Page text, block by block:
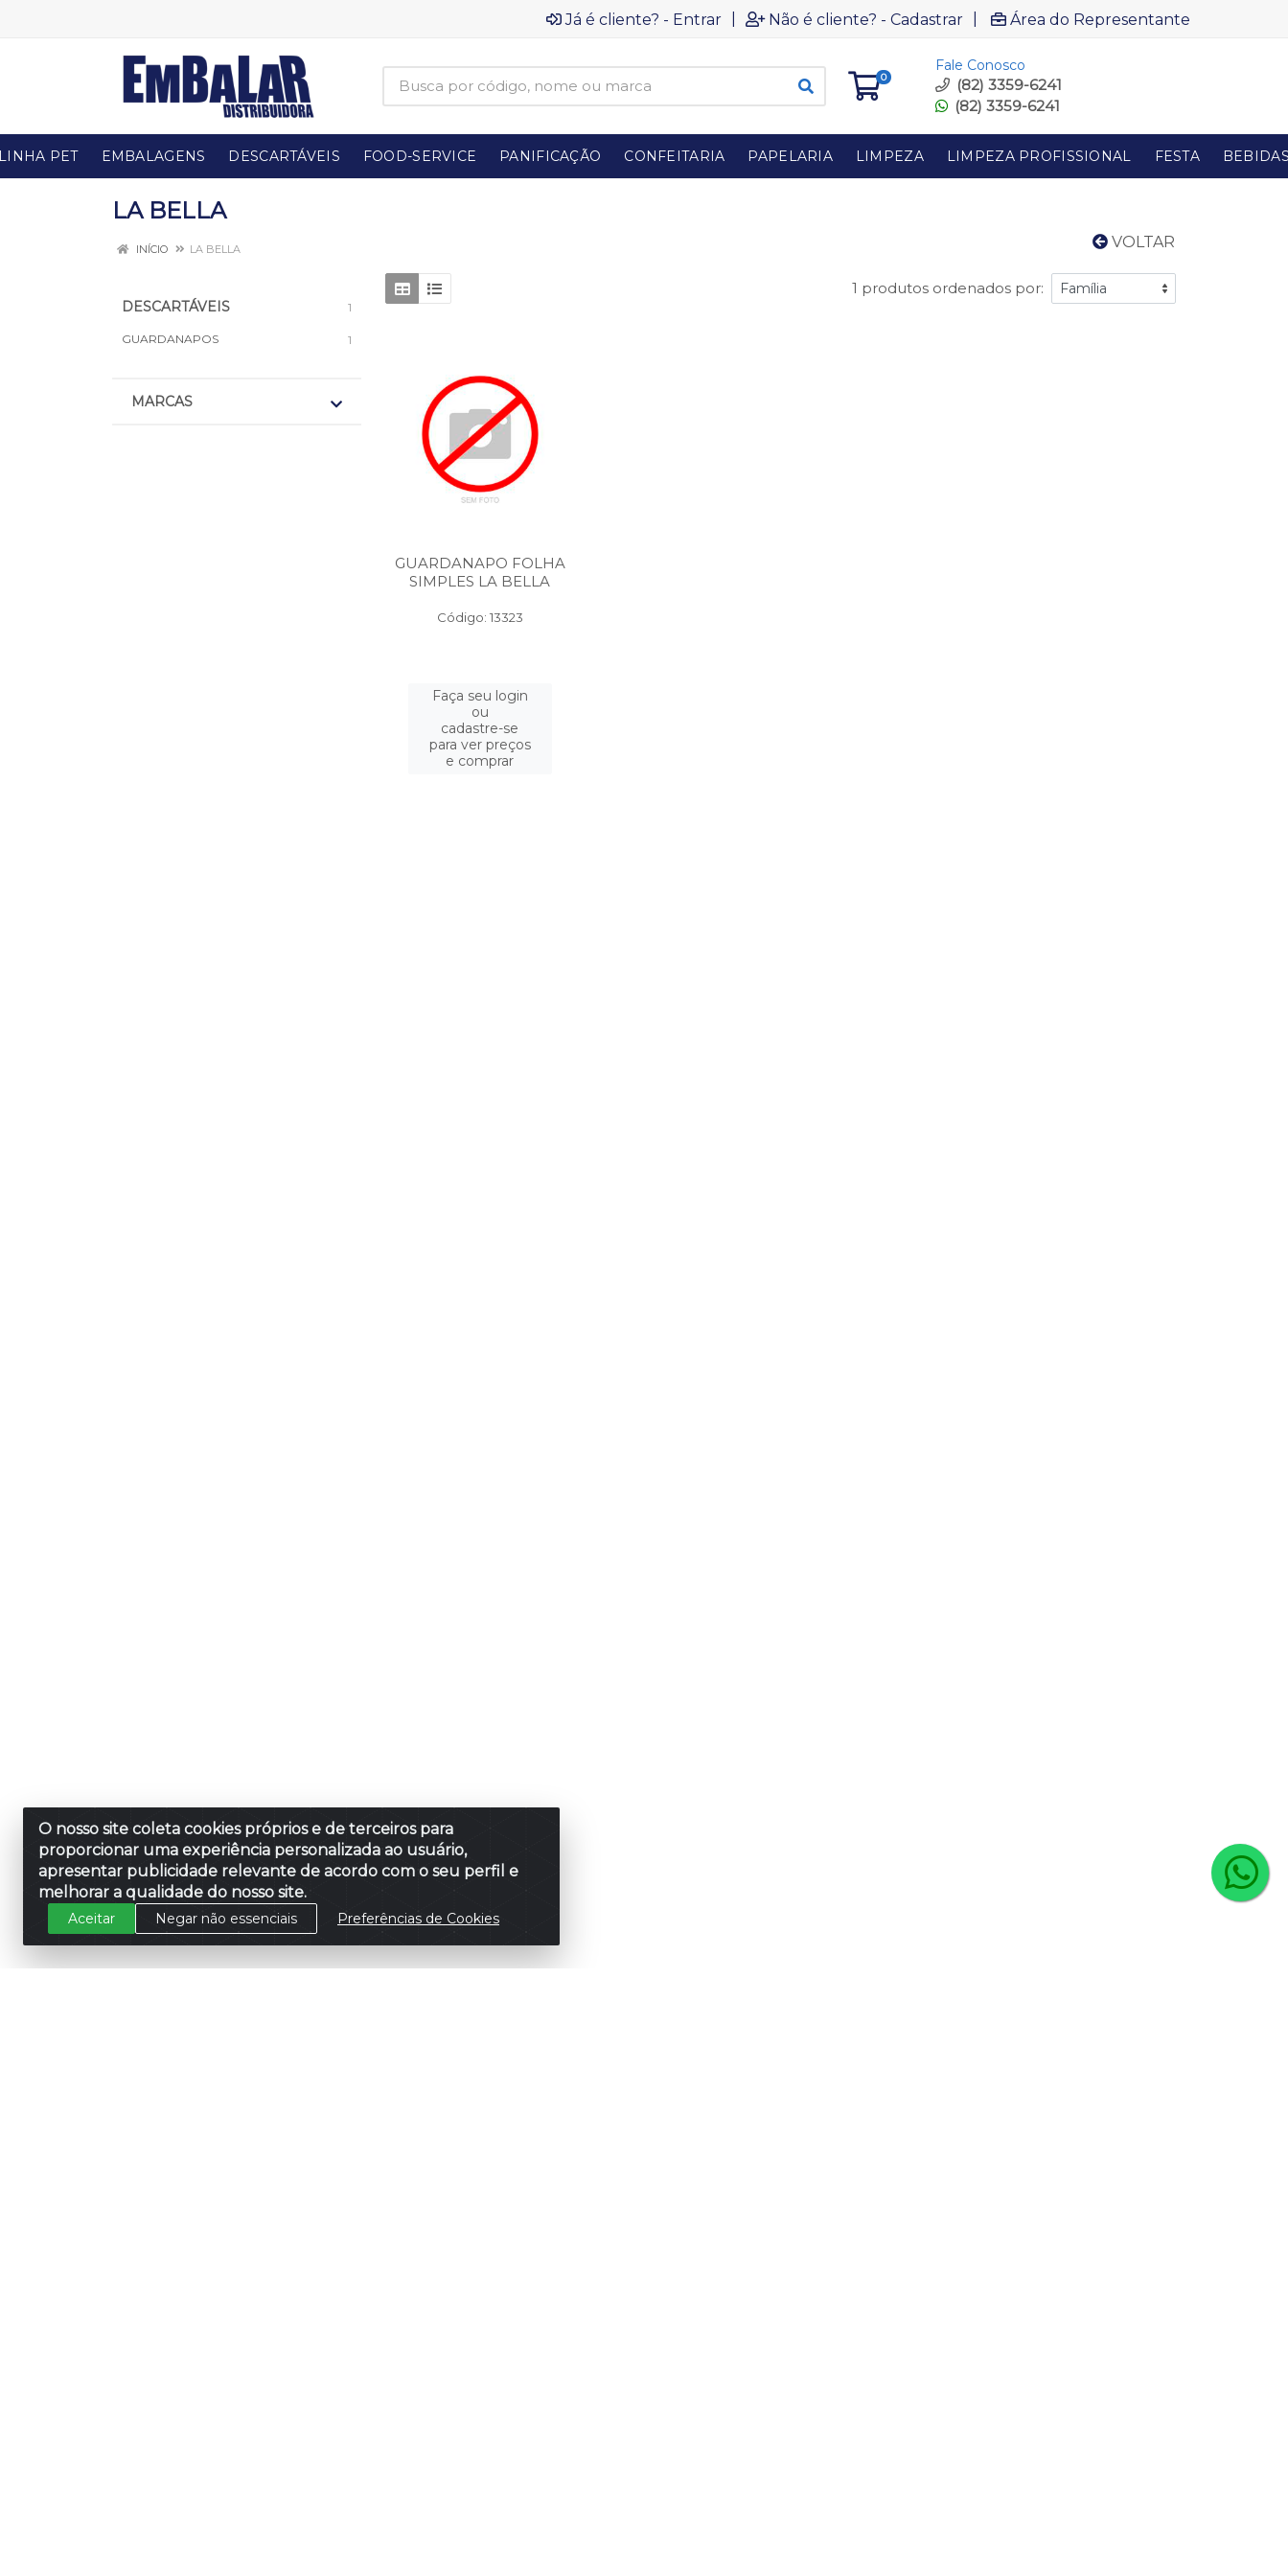
Já é cliente? - Entrar Não é cliente? - Cadastrar Área do Representante
0
Fale Conosco
(82) 3359-6241
(82) 3359-6241
PET EMBALAGENS DESCARTÁVEIS FOOD-SERVICE PANIFICAÇÃO CONFEITARIA PAPELARIA LIMPEZA LIMPEZA PROFISSIONAL FESTA
LA BELLA
VOLTAR
INÍCIO LA BELLA
DESCARTÁVEIS 1
GUARDANAPOS 1
MARCAS
1 produtos ordenados por:
GUARDANAPO FOLHA
SIMPLES LA BELLA
Código: 13323
Faça seu login
ou
cadastre-se
para ver preços
e comprar
O nosso site coleta cookies próprios e de terceiros para
proporcionar uma experiência personalizada ao usuário,
apresentar publicidade relevante de acordo com o seu perfil e
melhorar a qualidade do nosso site.
Aceitar Negar não essenciais Preferências de Cookies